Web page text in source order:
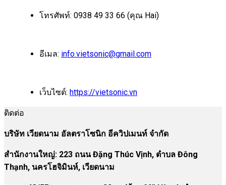
โทรศัพท์: 0938 49 33 66 (คุณ Hai)
อีเมล: info.vietsonic@gmail.com
เว็บไซต์: https://vietsonic.vn
ติดต่อ
บริษัท เวียดนาม อัลตราโซนิก อีควิปเมนท์ จำกัด
สำนักงานใหญ่: 223 ถนน Đặng Thúc Vịnh, ตำบล Đông
Thạnh, นครโฮจิมินห์, เวียดนาม